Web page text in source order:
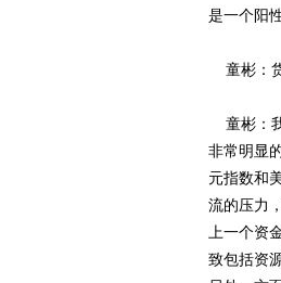
是一个阳
童彬：
童彬：
非常明显
元指数和
流的压力
上一个资
致包括资